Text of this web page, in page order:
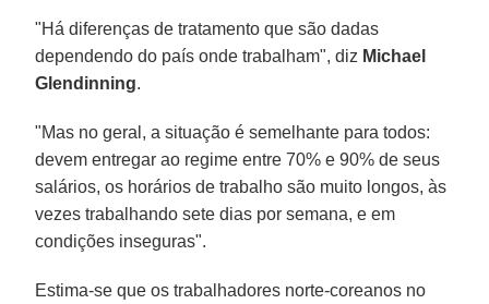
"Há diferenças de tratamento que são dadas
dependendo do país onde trabalham", diz Michael
Glendinning.
"Mas no geral, a situação é semelhante para todos:
devem entregar ao regime entre 70% e 90% de seus
salários, os horários de trabalho são muito longos, às
vezes trabalhando sete dias por semana, e em
condições inseguras".
Estima-se que os trabalhadores norte-coreanos no